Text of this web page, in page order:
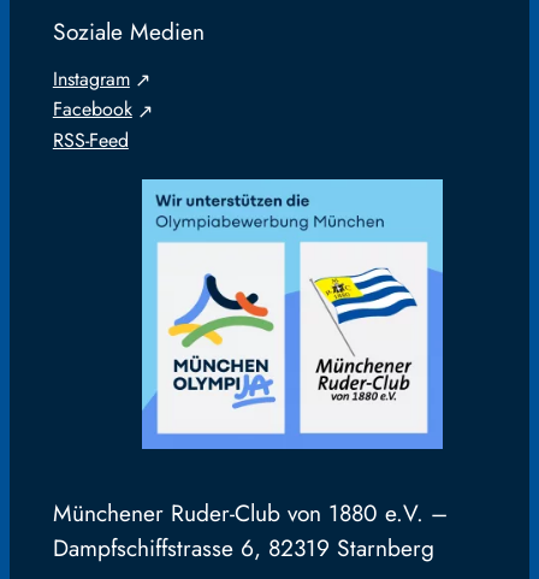
Soziale Medien
Instagram
Facebook
RSS-Feed
Münchener Ruder-Club von 1880 e.V. –
Dampfschiffstrasse 6, 82319 Starnberg